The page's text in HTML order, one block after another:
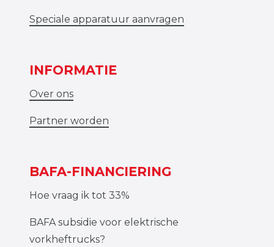
Speciale apparatuur aanvragen
INFORMATIE
Over ons
Partner worden
BAFA-FINANCIERING
Hoe vraag ik tot 33%
BAFA subsidie voor elektrische
vorkheftrucks?